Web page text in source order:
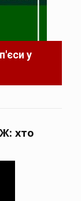
у
хто